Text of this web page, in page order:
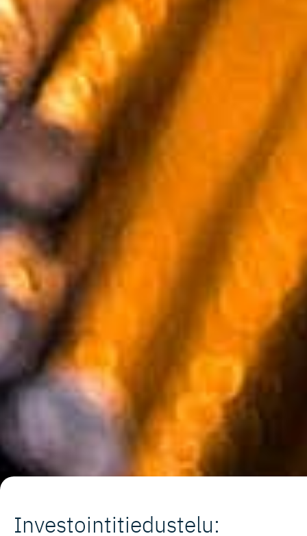
Investoin­ti­tie­dustelu: